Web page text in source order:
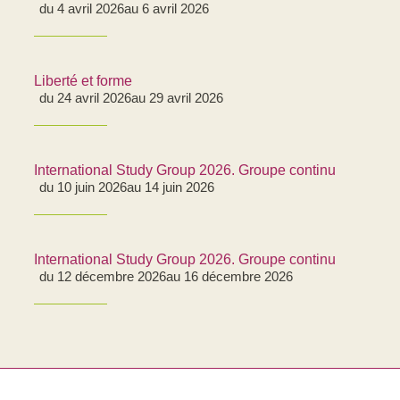
du 4 avril 2026au 6 avril 2026
Liberté et forme
du 24 avril 2026au 29 avril 2026
International Study Group 2026. Groupe continu
du 10 juin 2026au 14 juin 2026
International Study Group 2026. Groupe continu
du 12 décembre 2026au 16 décembre 2026